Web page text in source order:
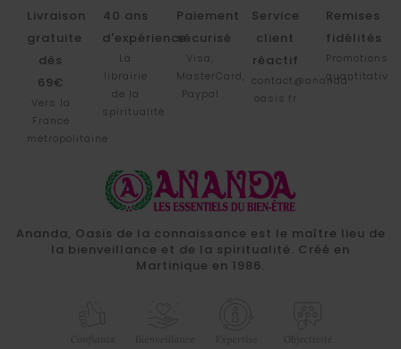
Livraison
gratuite
dès
69€
Vers la
France
métropolitaine
40 ans
d'expérience
La
librairie
de la
spiritualité
Paiement
sécurisé
Visa,
MasterCard,
Paypal
Service
client
réactif
contact@ananda-
oasis.fr
Remises
fidélités
Promotions
Ananda, Oasis de la connaissance est le maître lieu de
la bienveillance et de la spiritualité. Créé en
Martinique en 1986.